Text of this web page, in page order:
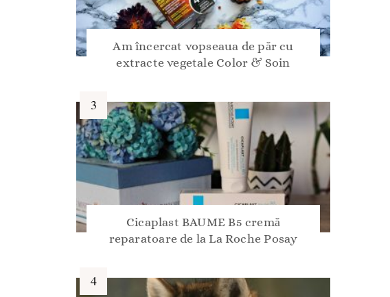
Am încercat vopseaua de păr cu
extracte vegetale Color & Soin
Cicaplast BAUME B5 cremă
reparatoare de la La Roche Posay